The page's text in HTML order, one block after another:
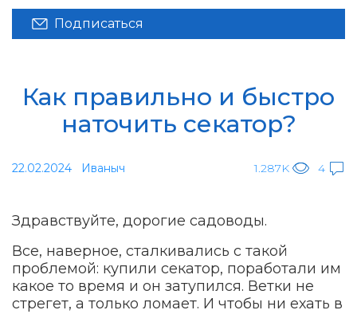
Подписаться
Как правильно и быстро
наточить секатор?
22.02.2024 Иваныч 1.287K 4
Здравствуйте, дорогие садоводы.
Все, наверное, сталкивались с такой
проблемой: купили секатор, поработали им
какое то время и он затупился. Ветки не
стрегет, а только ломает. И чтобы ни ехать в